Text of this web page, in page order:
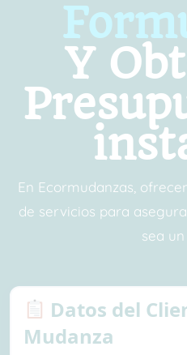
Y
En Ecormudanzas,
de servicios para
sea
Datos del
Mudanza